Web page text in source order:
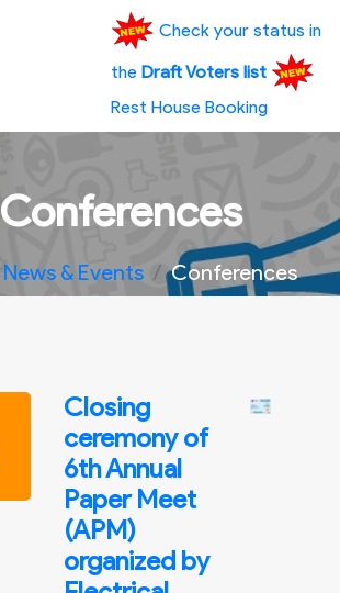
Check your status in
the Draft Voters list
Rest House Booking
Conferences
News & Events Conferences
Closing
ceremony of
6th Annual
Paper Meet
(APM)
organized by